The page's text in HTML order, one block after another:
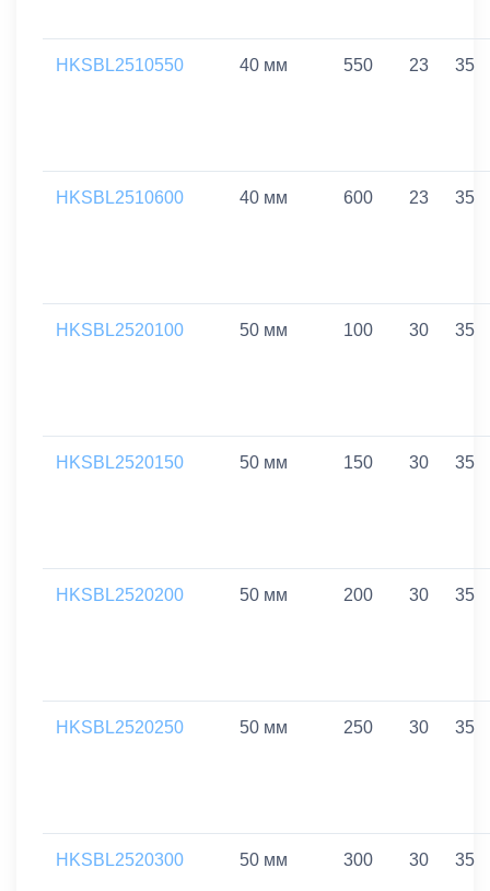
HKSBL2510550 40 мм 550 23 35
HKSBL2510600 40 мм 600 23 35
HKSBL2520100 50 мм 100 30 35
HKSBL2520150 50 мм 150 30 35
HKSBL2520200 50 мм 200 30 35
HKSBL2520250 50 мм 250 30 35
HKSBL2520300 50 мм 300 30 35